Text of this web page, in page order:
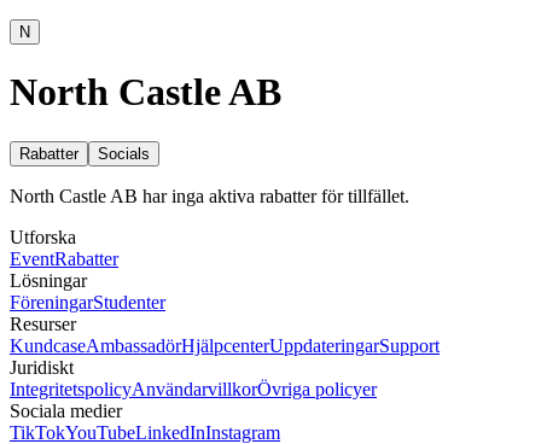
N
North Castle AB
Rabatter Socials
North Castle AB har inga aktiva rabatter för tillfället.
Utforska
EventRabatter
Lösningar
FöreningarStudenter
Resurser
KundcaseAmbassadörHjälpcenterUppdateringarSupport
Juridiskt
IntegritetspolicyAnvändarvillkorÖvriga policyer
Sociala medier
TikTokYouTubeLinkedInInstagram